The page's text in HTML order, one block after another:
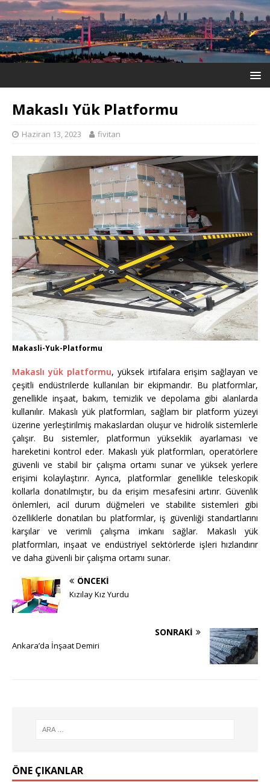
Makaslı Yük Platformu
Haziran 13, 2023 fivitan
Makasli-Yuk-Platformu
Makaslı yük platformu, yüksek irtifalara erişim sağlayan ve
çeşitli endüstrilerde kullanılan bir ekipmandır. Bu platformlar,
genellikle inşaat, bakım, temizlik ve depolama gibi alanlarda
kullanılır. Makaslı yük platformları, sağlam bir platform yüzeyi
üzerine yerleştirilmiş makaslardan oluşur ve hidrolik sistemlerle
çalışır. Bu sistemler, platformun yükseklik ayarlaması ve
hareketini kontrol eder. Makaslı yük platformları, operatörlere
güvenli ve stabil bir çalışma ortamı sunar ve yüksek yerlere
erişimi kolaylaştırır. Ayrıca, platformlar genellikle teleskopik
kollarla donatılmıştır, bu da erişim mesafesini artırır. Güvenlik
önlemleri, acil durum düğmeleri ve stabilite sistemleri gibi
özelliklerle donatılan bu platformlar, iş güvenliği standartlarını
karşılar ve verimli çalışma imkanı sağlar. Makaslı yük
platformları, inşaat ve endüstriyel sektörlerde işleri hızlandırır
ve daha güvenli bir çalışma ortamı sunar.
ÖNCEKI
Kızılay Kız Yurdu
SONRAKI
Ankara’da İnşaat Demiri
ÖNE ÇIKANLAR